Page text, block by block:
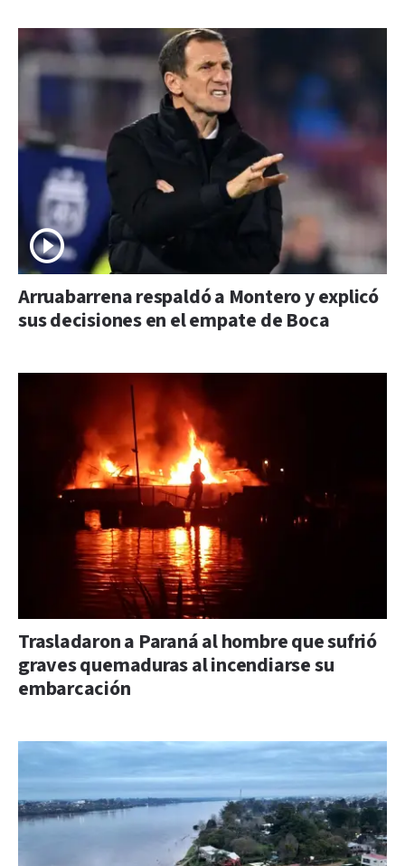
Arruabarrena respaldó a Montero y explicó
sus decisiones en el empate de Boca
Trasladaron a Paraná al hombre que sufrió
graves quemaduras al incendiarse su
embarcación